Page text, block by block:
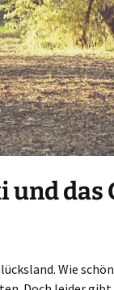
und
Wie